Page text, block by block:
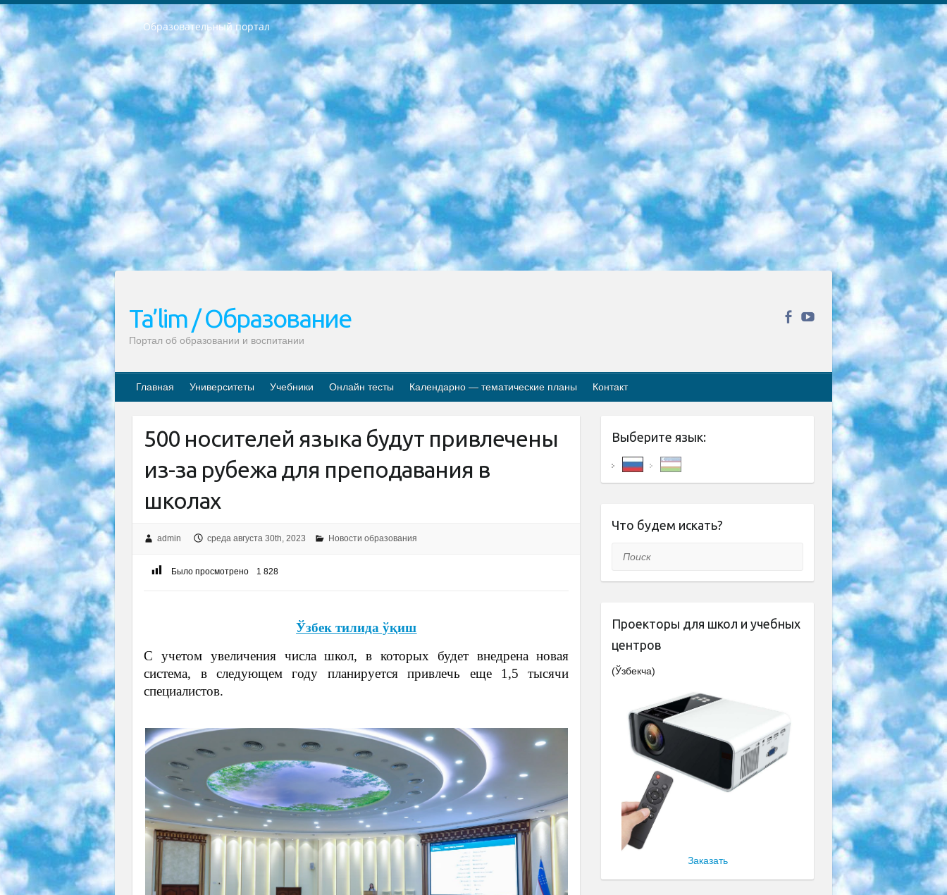
Образовательный портал
РЕСПУБЛИКА УЗБЕКИСТАН МИНИСТРЕРСТВО ДОШКОЛЬНОГО И ШКОЛЬНОГО ОБРАЗОВАНИЯ КОМАНДА в общеобразовательных учреждениях в 2023-2024 учебном году организация и проведение итоговой государственной аттестации обучающихся о Министра дошкольного и школьного образования Республики Узбекистан от 4 марта 2008 года (постановлением Минюста от 20 марта 2008 года № 1778 государственной регистрации) «Итоговое состояние учащихся общего среднего образования на основании положения об утверждении положения об аттестации общего среднего образования выпускной экзамен студентов в образовательных учреждениях в 2023-2024 учебном году В целях организации и прохождения аттестации приказываю: 1. Следующее: перечень предметов, по которым будет проводиться итоговая государственная аттестация и экзамен формы перевода согласно приложению 1; сертификаты международного образца, оценивающие уровень владения иностранными языками перечень согласно приложению 2; 2. Педагогический при специализированных образовательных учреждениях. научно-практический центр квалификации и международной оценки (Д.Давидова) 2024 г. До 25 марта: задания по предметам, по которым будет проводиться итоговая аттестация разработка и утверждение технических условий; итоговая аттестация на основании разработанного предметного задания разработка вопросов по предметам (устно и письменно), экзамен передача; общеобразовательные средние школы и специальные учебные заведения учащиеся выпускных классов школ и интернатов в агентской системе подготовка базы данных экзаменационных материалов и критериев оценки; перевод базы экзаменационных материалов на все языки обучения подать в Республиканский образовательный центр для изготовления; варианты экзаменов на основе разработанных контрольных материалов пусть будут поставлены задачи формирования. 3. Республиканский образовательный центр (Ш.Худайкулов) до 5 апреля 2024 года. до: база данных предоставленных экзаменационных материалов на все языки обучения перевод и экспертиза; для слепых, слабовидящих, глухих, слабослышащих и умственно отсталых детей учащиеся выпускных классов специализированных школ и школ-интернатов база данных экзаменационных материалов на всех преподаваемых языках подготовка критериев оценки; специализированные школы для умственно отсталых детей и технологии для учащихся выпускных классов школ-интернатов разработка соответствующих рекомендаций и критериев проведения ЕГЭ по естествознанию давать задания. 4. Педагогический при специализированных образовательных учреждениях. Научно-практический центр навыков и международной оценки (Д.Давидова), Республика образовательный центр (Худайкулов Ш.) итоговый государственный аттестационный экзамен ориентирован на творческое и логическое мышление при подготовке базы материалов учитывать введение заданий. 5. Следует отметить, что: сертификат государственного образца о знании общеобразовательного предмета и как минимум национальный уровень B1 по предметам на иностранных языках, указанным в Приложении 2. или международно признанный сертификат эквивалентного уровня студенты, изучающие определенный предмет, освобождаются от экзамена; по соответствующим предметам запланирована итоговая государственная аттестация за день до дня, путем жеребьевки Рабочей группой (в письменной форме по предметам, проводимым в форме) из числа сформированных вариантов выбрано 2 варианта; 2 выбранных варианта экзамена анонсированы на официальном сайте министерства и все выпускники по всей стране на основе этих вариантов проводит итоговую государственную аттестацию. 6. Государственное образование учащихся средних общеобразовательных учреждений. знания в соответствии с квалификационными требованиями, которые необходимо приобрести на основании стандартов итоговый (выпускной) контроль для 9 и 11 классов в целях тестирования Экзамены (далее – экзамены) состоят из предметов, перечисленных в приложении 1. будет сделано. 7. Экзамены пройдут с 26 мая по 15 июня 2024 г. (кроме науки физического воспитания). 8. Физическая для учащихся 9 классов общесредних образовательных учреждений. Экзамены по предмету «Образование, квалификация медицина» 1-6 мая 2024 года. сотрудники перевести под присмотр (с отклонениями в физическом или умственном развитии) специализированная школа для детей, школы-интернаты и со сколиозом школы-интернаты санаторного типа для больных детей исключены). 9. Он был слепым, слабовидящим и имел нарушения опорно-двигательного аппарата. экзамены в специализированных школах и интернатах для детей должны проводиться исходя из требований, предъявляемых к общеобразовательным учреждениям (физкультура кроме науки). 10. Специализированная школа для глухих и слабослышащих детей. и экзамены в интернатах и быть реализован в виде письменного теста по математике. 11. Специальность для умственно отсталых детей. Для 9 класса Родной язык и литературное письмо Государственный язык (язык обучения – узбекский). для неклассов) написано Математическое письмо Письменная/устная история Узбекистана Физическое воспитание практично Итоговый контроль Для 11 класса Написание родного языка и литературы (эссе) Математическое письмо Узбекский язык (обучение на узбекском языке) не посещающее общее среднее образование для учреждений)/Образовательное учреждение выбор письменный и устный Иностранный язык письменный/устный Письменная/устная история Узбекистана *По выбору студента:  Химия  Физика  Основы государственного права  География 10 бесплатных образовательных ресурсов - Мы составили подборку онлайн-проектов с интерактивными упражнениями, видеолекциями и статьями. Они помогут вам обрести новые и освежить старые знания бесплатно. 1. «ИНТУИТ» Старейшая образовательная площадка Рунета. Здесь вы найдёте сотни текстовых и видеокурсов на десятки различных тем — от программирования до психологии. Многие курсы подготовлены российскими университетами и крупными международными компаниями вроде Intel и Microsoft. Самостоятельное обучение бесплатное, но желающие могут оплатить услуги персональных наставников. 2. «Смартия» знакомит с актуальными профессиями и подсказывает, как им обучаться. Выбрав заинтересовавшую вас специальность — SMM-специалист, фотограф, веб-дизайнер или другую, — увидите список необходимых для неё умений. Чтобы вы могли освоить их самостоятельно, для каждого умения площадка отображает подборку ссылок на учебные материалы. Хотя «Смартия» ориентируется на русскоязычную аудиторию, часть контента всё же доступна только на английском. 3. «Лекторий Физтеха» Проект Московского физико-технического института (Физтеха). С его помощью вы можете смотреть онлайн серии лекций, записанные на видео в этом вузе. В числе доступных предметов — физика, биология, химия, информационные технологии и другие. К некоторым лекциям администрация ресурса прилагает готовые конспекты, которые можно скачивать в PDF-формате. 4. ITMOcourses Онлайн-площадка Санкт-Петербургского национального исследовательского университета информационных технологий, механики и оптики (ИТМО). Ресурс предоставляет свободный доступ к курсам, разработанным в этом вузе. Каталог материалов разбит на четыре категории: «Оптические системы и технологии», «Приборостроение и робототехника», «Информационные технологии» и «Биотехнологии». Курсы состоят из видеолекций, интерактивных демонстраций и заданий. 5. «КиберЛенинка» Электронная научная библиотека открытого доступа. Каталог площадки регулярно обрастает текстами статей из различных научных изданий. Сгруппированные по журналам и рубрикам публикации можно читать онлайн или скачивать целиком в PDF-формате. Проект нацелен на популяризацию науки за счёт открытого доступа к качественной информации. 6. «ПостНаука» На этом ресурсе публикуют подборки видеолекций, составленные экспертами из разных отраслей и объединённые общими темами. Среди них, к примеру, есть серии «Биоинформатика и геномика», «Культура средневековой Скандинавии» и Cinema Studies о теории кино. Каждая подборка лекций — логически связанная история, рассказанная экспертом от первого лица. Кроме того, на сайте появляются научно-образовательные статьи и тесты на разные темы. 7. «Newочём» Команда проекта «Newочём» отбирает самые интересные тексты из англоязычных СМИ и переводит те из них, за которые голосуют участники сообщества «ВКонтакте». По большей части это научно-популярные статьи. Редакторы придумывают лишь заголовки, в остальном содержание переводов соответствует оригиналам. Полные тексты можно читать прямо в социальной сети. 8. InternetUrok Онлайн-база материалов по основным дисциплинам школьной программы. Информация на сайте структурирована по классам, предметам и темам (урокам). Каждый урок состоит из видеолекций и конспектов. Есть также интерактивные тренажёры и тесты для закрепления пройденного материала. Даже если вы давно окончили школу, возможность повторить программу старших классов всегда может пригодиться. 9. Edutainme Ещё один ресурс об образовании. В отличие от Newtonew, как мне кажется, Edutainme больше ориентируется на представителей индустрии: педагогов, предпринимателей, разработчиков образовательных проектов. Но и любой, кто просто стремится к саморазвитию, найдёт на сайте много полезного и интересного для себя. Например, информацию о новых курсах и образовательных сервисах. 10. Newtonew Онлайн-медиа об образовании и обучении в широком смысле. Авторы Newtonew пишут об инструментах, заведениях, тактиках и стратегиях, которые помогают учить других и получать новые знания самостоятельно. На этой площадке вы найдёте новости, обзоры, аналитические мат
Ta’lim / Образование
Портал об образовании и воспитании
Главная Университеты Учебники Онлайн тесты Календарно — тематические планы Контакт
500 носителей языка будут привлечены
из-за рубежа для преподавания в
школах
admin среда августа 30th, 2023 Новости образования
Было просмотрено 1 828
Ўзбек тилида ўқиш
С учетом увеличения числа школ, в которых будет внедрена новая
система, в следующем году планируется привлечь еще 1,5 тысячи
специалистов.
Выберите язык:
Что будем искать?
Поиск
Проекторы для школ и учебных
центров
(Ўзбекча)
Заказать